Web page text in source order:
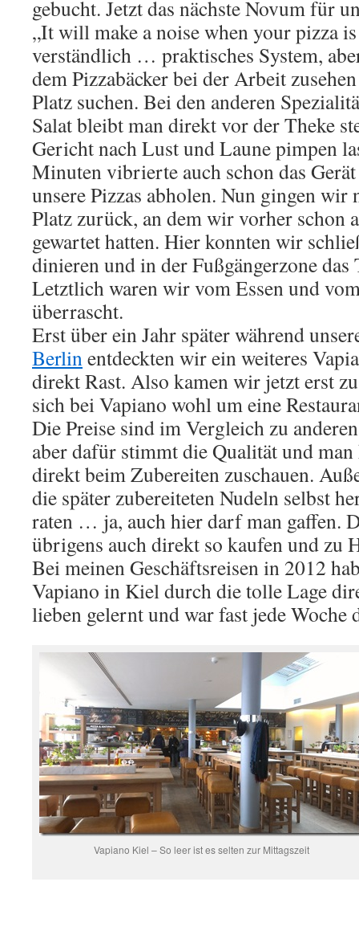
gebucht. Jetzt das nächste Novum für
„It will make a noise when your pizza
verständlich … praktisches System,
dem Pizzabäcker bei der Arbeit
Platz suchen. Bei den anderen
Salat bleibt man direkt vor der Theke
Gericht nach Lust und Laune pimpen
Minuten vibrierte auch schon das
unsere Pizzas abholen. Nun gingen wir
Platz zurück, an dem wir vorher schon
gewartet hatten. Hier konnten wir
dinieren und in der Fußgängerzone das
Letztlich waren wir vom Essen und
überrascht.
Erst über ein Jahr später während
Berlinentdeckten wir ein weiteres
direkt Rast. Also kamen wir jetzt erst
sich bei Vapiano wohl um eine
Die Preise sind im Vergleich zu
aber dafür stimmt die Qualität und
direkt beim Zubereiten zuschauen.
die später zubereiteten Nudeln selbst
raten … ja, auch hier darf man gaffen.
übrigens auch direkt so kaufen und zu
Bei meinen Geschäftsreisen in 2012
Vapiano in Kiel durch die tolle Lage
lieben gelernt und war fast jede Woche
Vapiano Kiel – So leer ist es selten zur Mittagszeit